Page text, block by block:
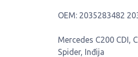
OEM: 2035283482
Mercedes C200 CDI,
Spider, Inđija